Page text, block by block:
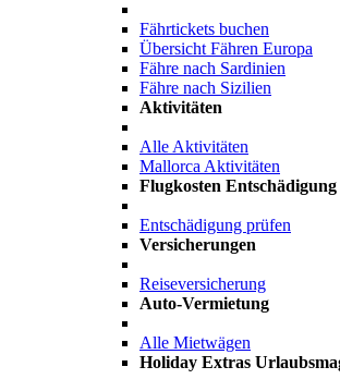
Fährtickets buchen
Übersicht Fähren Europa
Fähre nach Sardinien
Fähre nach Sizilien
Aktivitäten
Alle Aktivitäten
Mallorca Aktivitäten
Flugkosten Entschädigung
Entschädigung prüfen
Versicherungen
Reiseversicherung
Auto-Vermietung
Alle Mietwägen
Holiday Extras